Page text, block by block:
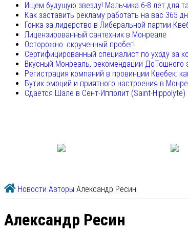
Ищем будущую звезду! Мальчика 6-8 лет для
Как заставить рекламу работать на вас 365
Гонка за лидерство в Либеральной партии
Лицензированный сантехник в Монреале
Осторожно: скрученный пробег!
Сертифицированный специалист по уходу за
Вкусный Монреаль, рекомендации ДоТошного
Регистрация компаний в провинции Квебек:
Бутик эмоций и приятного настроения в
Сдаётся Шале в Сент-Ипполит (Saint-Hippolyte)
Новости Авторы Александр Ресин
Александр Ресин